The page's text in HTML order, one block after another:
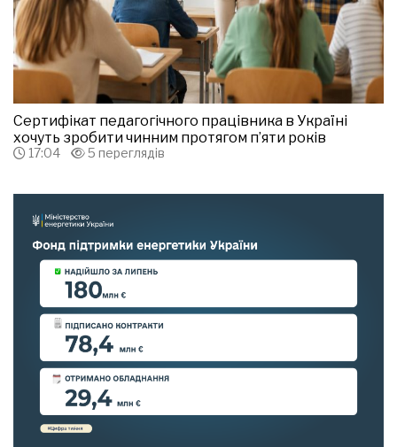
Сертифікат педагогічного працівника в Україні
хочуть зробити чинним протягом п’яти років
17:04 5 переглядів